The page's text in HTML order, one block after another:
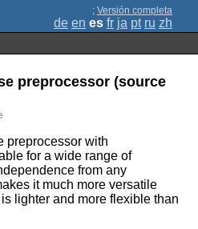
; Versión completa
de en es fr ja pt ru zh
preprocessor (source
preprocessor with
for a wide range of
from any
it much more versatile
lighter and more flexible than